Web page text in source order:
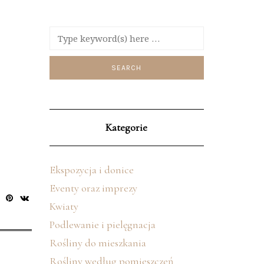
Kategorie
Ekspozycja i donice
Eventy oraz imprezy
Kwiaty
Podlewanie i pielęgnacja
Rośliny do mieszkania
Rośliny według pomieszczeń